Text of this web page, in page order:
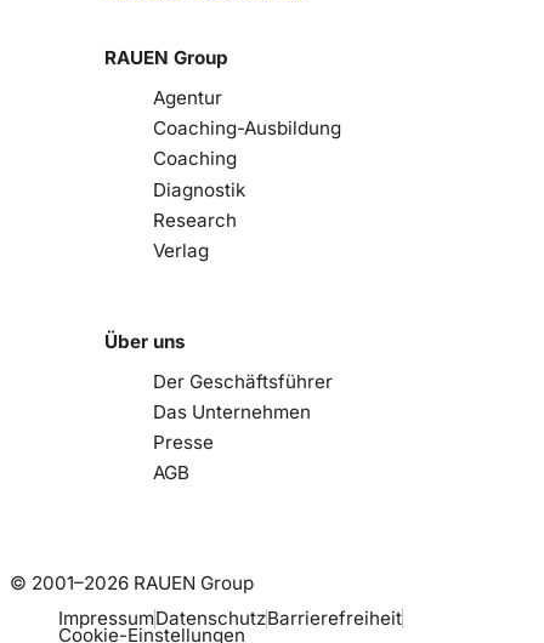
RAUEN Group
Agentur
Coaching-Ausbildung
Coaching
Diagnostik
Research
Verlag
Über uns
Der Geschäftsführer
Das Unternehmen
Presse
AGB
© 2001–2026 RAUEN Group
ImpressumDatenschutzBarrierefreiheit
Cookie-Einstellungen